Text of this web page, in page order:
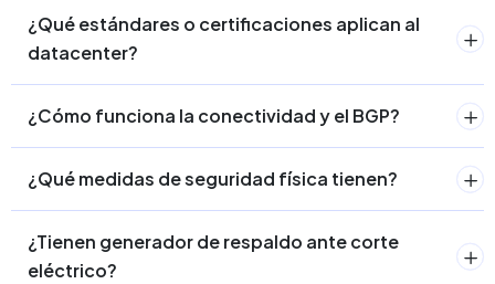
¿Qué estándares o certificaciones aplican al
datacenter?
¿Cómo funciona la conectividad y el BGP?
¿Qué medidas de seguridad física tienen?
¿Tienen generador de respaldo ante corte
eléctrico?